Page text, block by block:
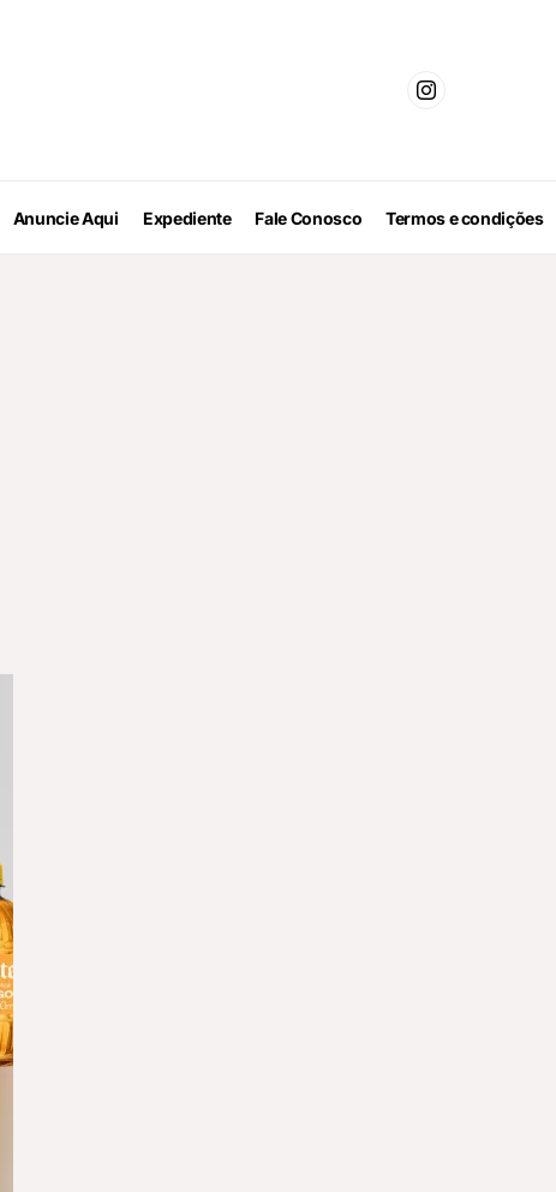
Anuncie Aqui Expediente Fale Conosco Termos e condições